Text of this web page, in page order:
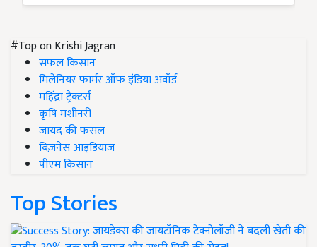
#Top on Krishi Jagran
सफल किसान
मिलेनियर फार्मर ऑफ इंडिया अवॉर्ड
महिंद्रा ट्रैक्टर्स
कृषि मशीनरी
जायद की फसल
बिज़नेस आइडियाज
पीएम किसान
Top Stories